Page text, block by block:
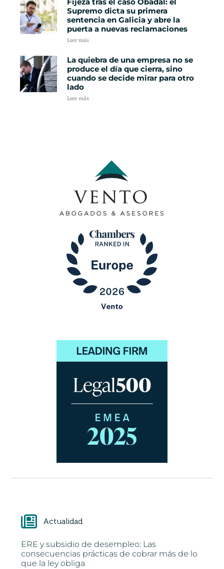
Supremo dicta su primera
sentencia en Galicia y abre la
puerta a nuevas reclamaciones
Leer más
La quiebra de una empresa no se
produce el día que cierra, sino
cuando se decide mirar para otro
lado
Leer más
Actualidad
ERE y subsidio de desempleo: Las
consecuencias prácticas de cobrar más de lo
que la ley obliga